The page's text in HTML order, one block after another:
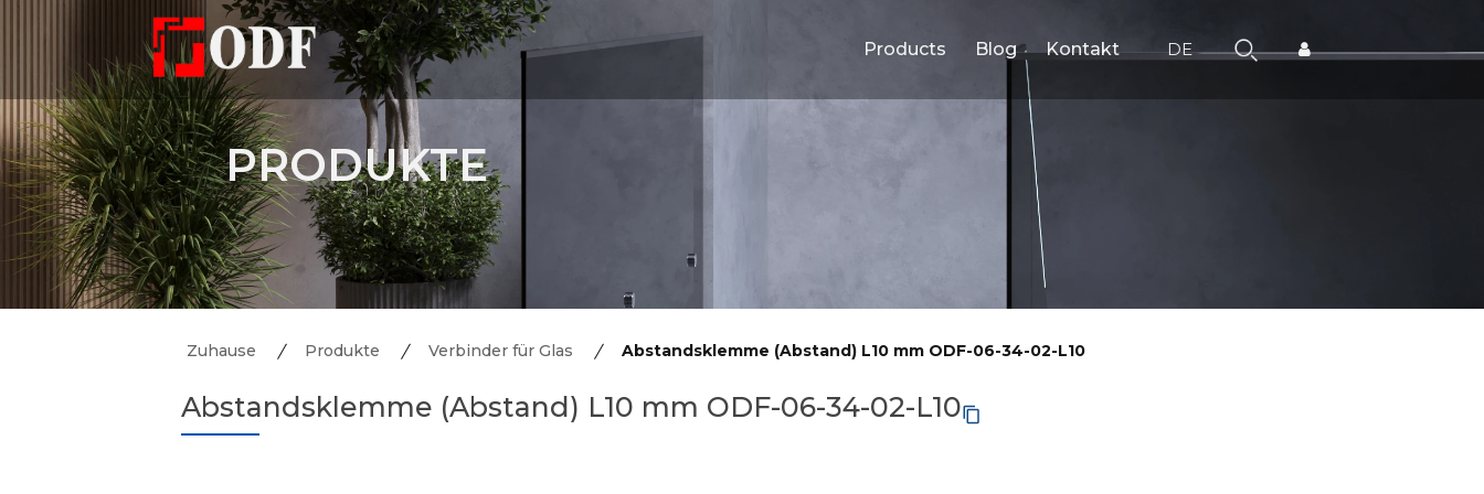
Products Blog Kontakt DE
PRODUKTE
Zuhause Produkte Verbinder für Glas Abstandsklemme (Abstand) L10 mm ODF-06-34-02-L10
Abstandsklemme (Abstand) L10 mm ODF-06-34-02-L10